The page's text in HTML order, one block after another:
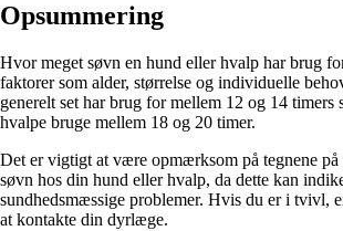
Opsummering
Hvor meget søvn en hund eller hvalp har brug
faktorer som alder, størrelse og individuelle
generelt set har brug for mellem 12 og 14 timers
hvalpe bruge mellem 18 og 20 timer.
Det er vigtigt at være opmærksom på tegnene
søvn hos din hund eller hvalp, da dette kan
sundhedsmæssige problemer. Hvis du er i tvivl,
at kontakte din dyrlæge.